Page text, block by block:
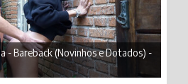
- Bareback (Novinhos e Dotados) -